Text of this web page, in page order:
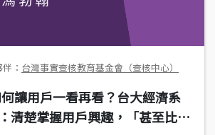
台灣事實查核教育基金會（查核中心）
讓用戶一看再看？台大經濟系
清楚掌握用戶興趣，「甚至比我